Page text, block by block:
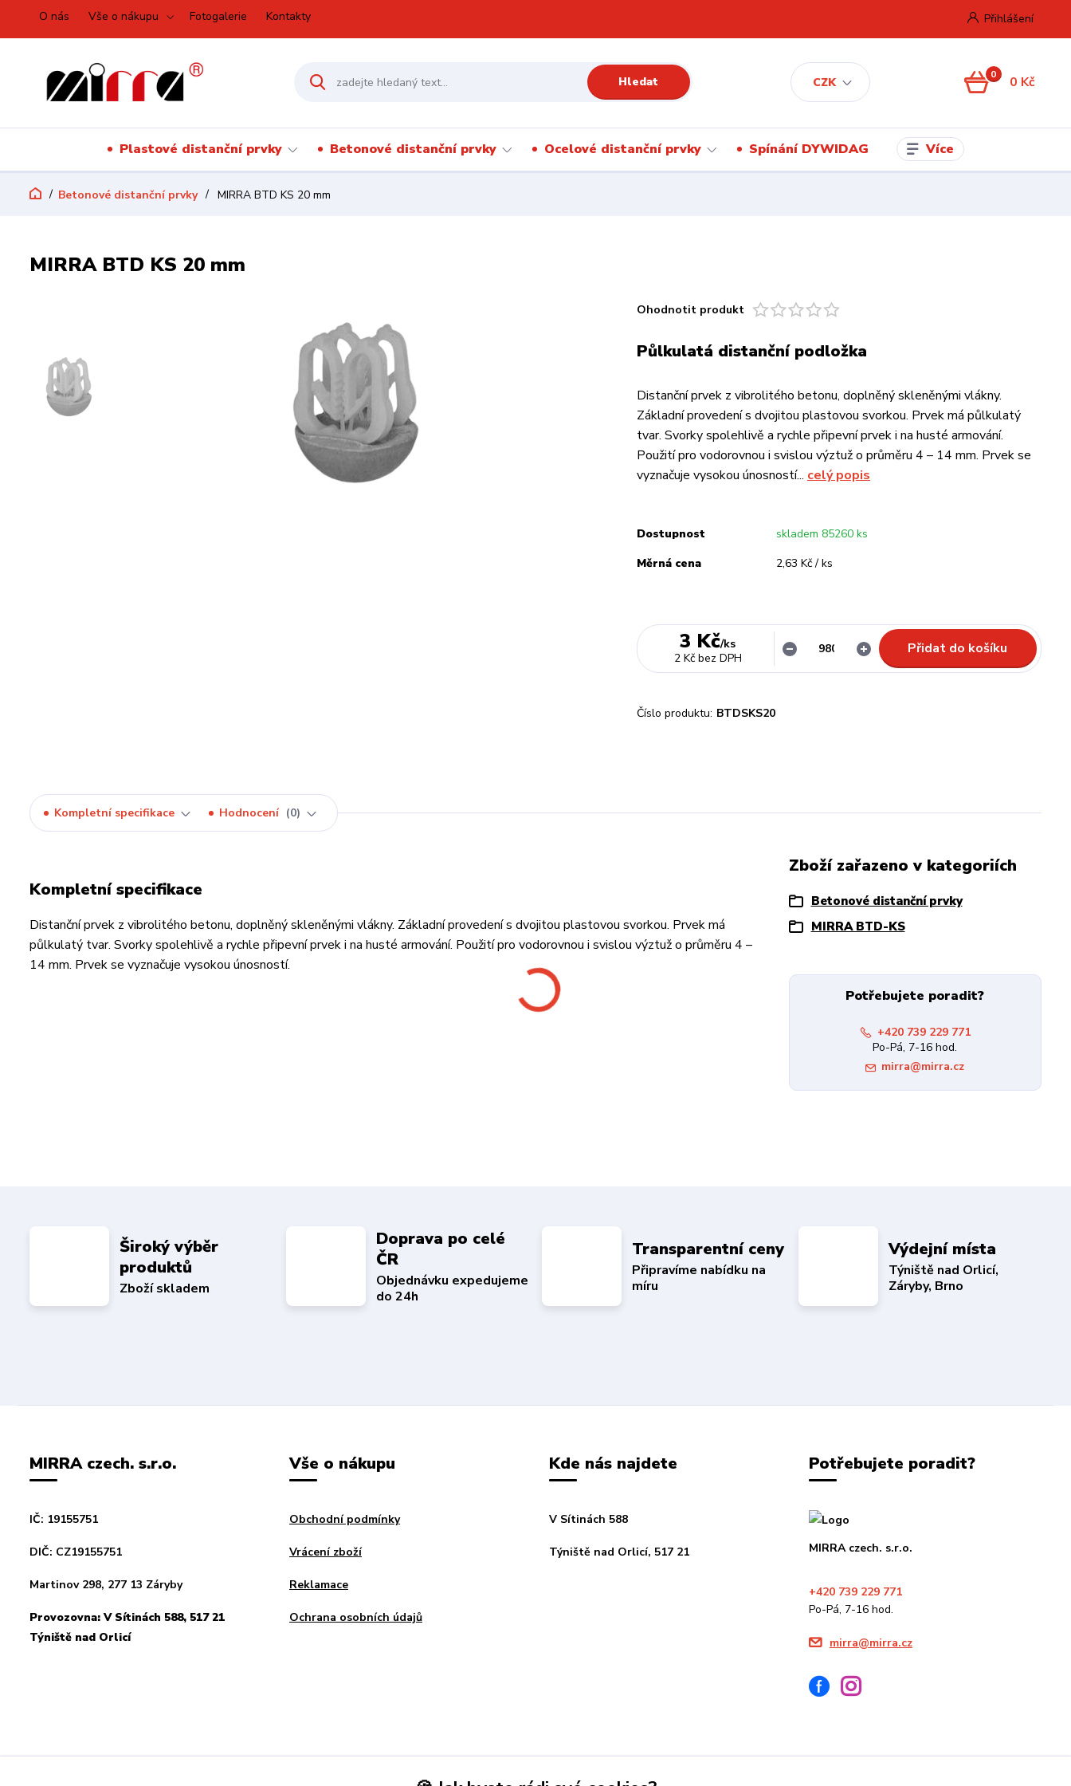
O nás Vše o nákupu Fotogalerie Kontakty
CZK
Přihlášení
Hledat 0 0 Kč
Plastové distanční prvky Betonové distanční prvky Ocelové distanční prvky Spínání DYWIDAG Více
Betonové distanční prvky MIRRA BTD KS 20 mm
MIRRA BTD KS 20 mm
Ohodnotit produkt
Půlkulatá distanční podložka
Distanční prvek z vibrolitého betonu, doplněný skleněnými vlákny.
Základní provedení s dvojitou plastovou svorkou. Prvek má půlkulatý
tvar. Svorky spolehlivě a rychle připevní prvek i na husté armování.
Použití pro vodorovnou i svislou výztuž o průměru 4 – 14 mm. Prvek se
vyznačuje vysokou únosností... celý popis
Dostupnost
skladem 85260 ks
Měrná cena
2,63 Kč / ks
3 Kč/ks
2 Kč bez DPH
Přidat do košíku
Číslo produktu: BTDSKS20
Kompletní specifikace Hodnocení 0
Kompletní specifikace
Distanční prvek z vibrolitého betonu, doplněný skleněnými vlákny. Základní provedení s dvojitou plastovou svorkou. Prvek má
půlkulatý tvar. Svorky spolehlivě a rychle připevní prvek i na husté armování. Použití pro vodorovnou i svislou výztuž o průměru 4 –
14 mm. Prvek se vyznačuje vysokou únosností.
Zboží zařazeno v kategoriích
Betonové distanční prvky
MIRRA BTD-KS
Potřebujete poradit?
+420 739 229 771
Po-Pá, 7-16 hod.
mirra@mirra.cz
Široký výběr
produktů
Zboží skladem
Doprava po celé
ČR
Objednávku expedujeme
do 24h
Transparentní ceny
Připravíme nabídku na
míru
Výdejní místa
Týniště nad Orlicí,
Záryby, Brno
MIRRA czech. s.r.o.
IČ: 19155751
DIČ: CZ19155751
Martinov 298, 277 13 Záryby
Provozovna: V Sítinách 588, 517 21
Týniště nad Orlicí
Vše o nákupu
Obchodní podmínky
Vrácení zboží
Reklamace
Ochrana osobních údajů
Kde nás najdete
V Sítinách 588
Týniště nad Orlicí, 517 21
Potřebujete poradit?
MIRRA czech. s.r.o.
+420 739 229 771
Po-Pá, 7-16 hod.
mirra@mirra.cz